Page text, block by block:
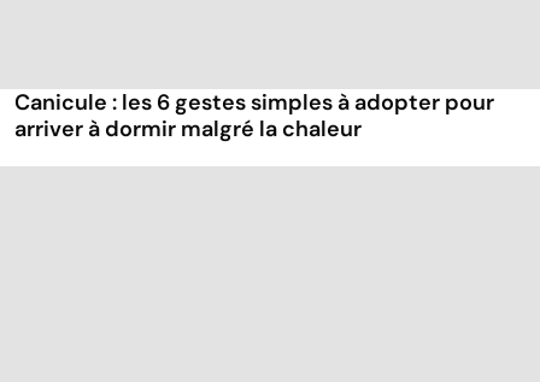
Canicule : les 6 gestes simples à adopter pour
arriver à dormir malgré la chaleur